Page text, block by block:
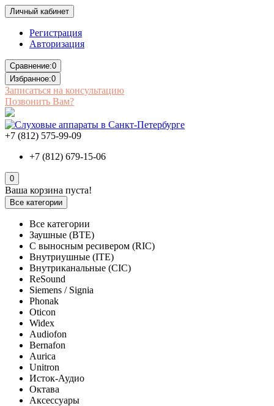
Личный кабинет
Регистрация
Авторизация
Сравнение:0
Избранное:0
Записаться на консультацию
Позвонить Вам?
+7 (812) 575-99-09
+7 (812) 679-15-06
0
Ваша корзина пуста!
Все категории
Все категории
Заушные (BTE)
С выносным ресивером (RIC)
Внутриушные (ITE)
Внутриканальные (CIC)
ReSound
Siemens / Signia
Phonak
Oticon
Widex
Audiofon
Bernafon
Aurica
Unitron
Исток-Аудио
Октава
Аксессуары